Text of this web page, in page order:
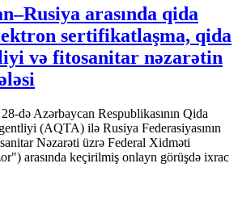
arasında qida
sertifikatlaşma, qida
və fitosanitar nəzarətin
də Azərbaycan Respublikasının Qida
(AQTA) ilə Rusiya Federasiyasının
Nəzarəti üzrə Federal Xidməti
arasında keçirilmiş onlayn görüşdə ixrac